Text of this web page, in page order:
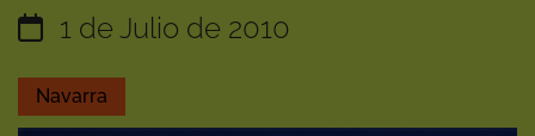
1 de Julio de 2010
Navarra